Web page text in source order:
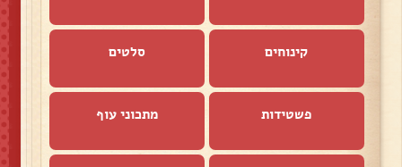
קינוחים סלטים
פשטידות מתכוני עוף